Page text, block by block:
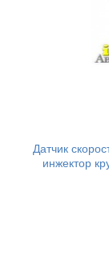
Датчик
инжектор